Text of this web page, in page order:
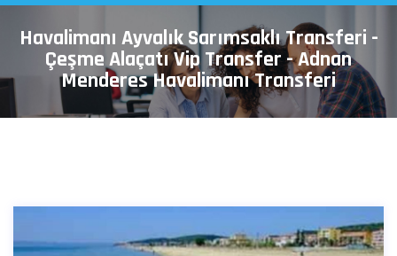
Havalimanı Ayvalık Sarımsaklı Transferi -
Çeşme Alaçatı Vip Transfer - Adnan
Menderes Havalimanı Transferi